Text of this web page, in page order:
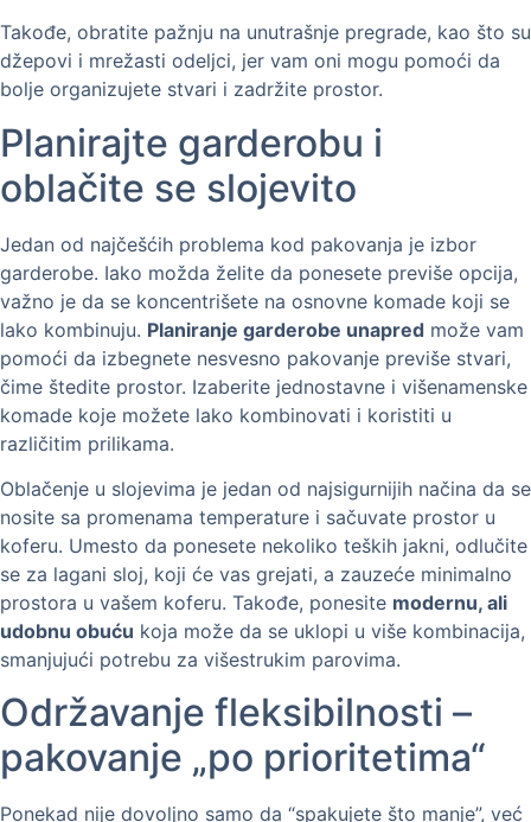
Takođe, obratite pažnju na unutrašnje pregrade, kao što su
džepovi i mrežasti odeljci, jer vam oni mogu pomoći da
bolje organizujete stvari i zadržite prostor.
Planirajte garderobu i
oblačite se slojevito
Jedan od najčešćih problema kod pakovanja je izbor
garderobe. Iako možda želite da ponesete previše opcija,
važno je da se koncentrišete na osnovne komade koji se
lako kombinuju. Planiranje garderobe unapred može vam
pomoći da izbegnete nesvesno pakovanje previše stvari,
čime štedite prostor. Izaberite jednostavne i višenamenske
komade koje možete lako kombinovati i koristiti u
različitim prilikama.
Oblačenje u slojevima je jedan od najsigurnijih načina da se
nosite sa promenama temperature i sačuvate prostor u
koferu. Umesto da ponesete nekoliko teških jakni, odlučite
se za lagani sloj, koji će vas grejati, a zauzeće minimalno
prostora u vašem koferu. Takođe, ponesite modernu, ali
udobnu obuću koja može da se uklopi u više kombinacija,
smanjujući potrebu za višestrukim parovima.
Održavanje fleksibilnosti –
pakovanje „po prioritetima“
Ponekad nije dovoljno samo da “spakujete što manje”, već